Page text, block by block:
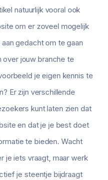
natuurlijk vooral ook
om er zoveel mogelijk
gedacht om te gaan
over jouw branche te
je eigen kennis te
Er zijn verschillende
kunt laten zien dat
en dat je je best doet
te bieden. Wacht
je iets vraagt, maar werk
je steentje bijdraagt